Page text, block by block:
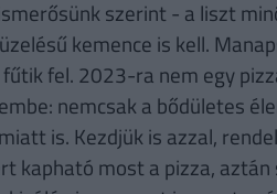
szerint - a liszt
kemence is kell.
fel. 2023-ra nem egy
nemcsak a bődületes
is. Kezdjük is azzal,
kapható most a pizza,